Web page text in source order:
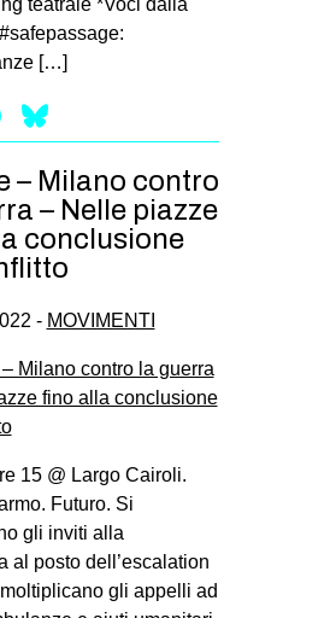
teatrale *Voci dalla
[…]
Facebook
– Milano contro
– Nelle piazze
conclusione
- MOVIMENTI
15 @ Largo Cairoli.
Futuro. Si
gli inviti alla
al posto dell’escalation
gli appelli ad